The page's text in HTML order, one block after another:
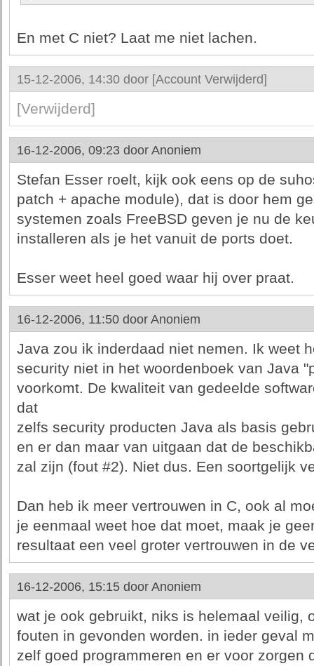
En met C niet? Laat me niet lachen.
15-12-2006, 14:30 door [Account Verwijderd]
[Verwijderd]
16-12-2006, 09:23 door Anoniem
Stefan Esser roelt, kijk ook eens op de
patch + apache module), dat is door hem
systemen zoals FreeBSD geven je nu de
installeren als je het vanuit de ports doet.
Esser weet heel goed waar hij over praat.
16-12-2006, 11:50 door Anoniem
Java zou ik inderdaad niet nemen. Ik weet
security niet in het woordenboek van Java
voorkomt. De kwaliteit van gedeelde
dat
zelfs security producten Java als basis
en er dan maar van uitgaan dat de
zal zijn (fout #2). Niet dus. Een soortgelijk
Dan heb ik meer vertrouwen in C, ook al
je eenmaal weet hoe dat moet, maak je
resultaat een veel groter vertrouwen in de
16-12-2006, 15:15 door Anoniem
wat je ook gebruikt, niks is helemaal veilig,
fouten in gevonden worden. in ieder geval
zelf goed programmeren en er voor zorgen